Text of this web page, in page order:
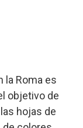
la Roma es
objetivo de
hojas de